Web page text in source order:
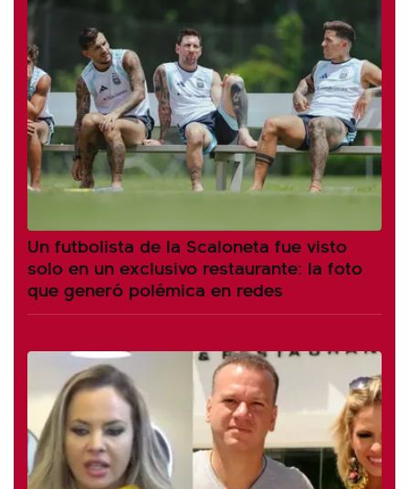
Un futbolista de la Scaloneta fue visto
solo en un exclusivo restaurante: la foto
que generó polémica en redes